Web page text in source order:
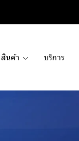
สินค้า บริการ